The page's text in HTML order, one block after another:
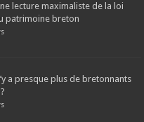
lecture maximaliste de la loi
patrimoine breton
a presque plus de bretonnants